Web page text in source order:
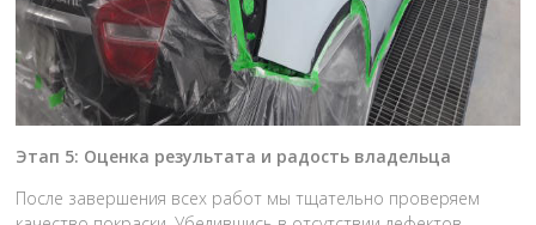
Этап 5: Оценка результата и радость владельца
После завершения всех работ мы тщательно проверяем